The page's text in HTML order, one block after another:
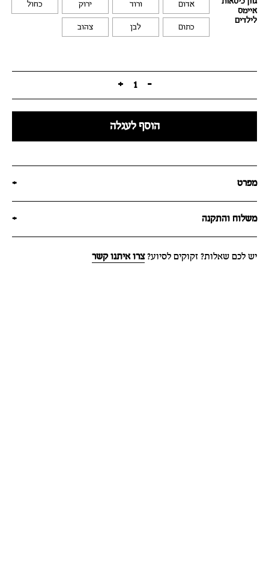
איימס
לילדים
אדום ורוד ירוק כחול
כתום לבן צהוב
-
1
+
הוסף לעגלה
מפרט +
משלוח והתקנה +
יש לכם שאלות? זקוקים לסיוע?צרו איתנו קשר